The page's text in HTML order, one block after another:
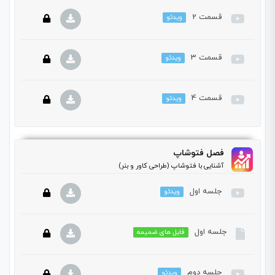
این بخش خصوصی می باشد. برای دسترسی کامل به دروس این
قسمت 2 ویدئو
این بخش خصوصی می باشد. برای دسترسی کامل به دروس این
قسمت 3 ویدئو
این بخش خصوصی می باشد. برای دسترسی کامل به دروس این
قسمت 4 ویدئو
این بخش خصوصی می باشد. برای دسترسی کامل به دروس این
دوره باید این دوره را خریداری نمایید.
فصل فتوشاپ
آشنایی با فتوشاپ (طراحی کاور و بنر)
جلسه اول ویدئو
این بخش خصوصی می باشد. برای دسترسی کامل به دروس این
جلسه اول فایل های ضمیمه
جلسه دوم ویدئو